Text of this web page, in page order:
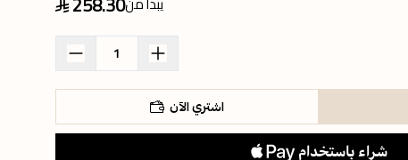
اشتري الآن